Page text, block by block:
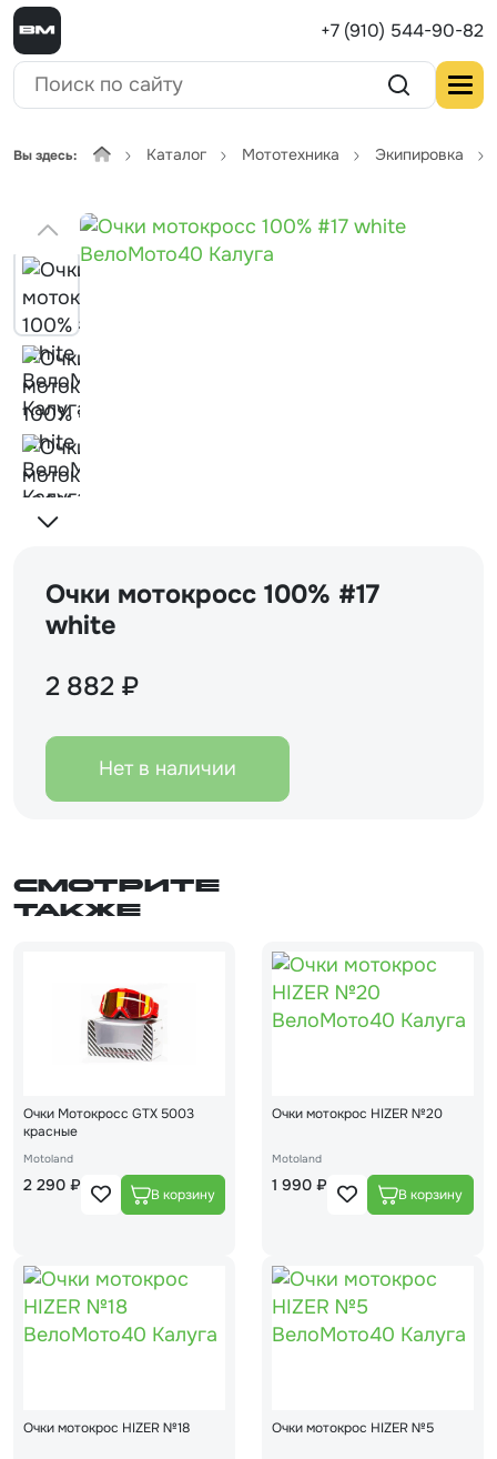
+7 (910) 544-90-82
Вы здесь: Каталог Мототехника Экипировка
Очки мотокросс 100% #17
white
2 882 ₽
Нет в наличии
Смотрите
также
Очки Мотокросс GTX 5003
красные
Motoland
2 290 ₽
Очки мотокрос HIZER №20
Motoland
1 990 ₽
Очки мотокрос HIZER №18 Очки мотокрос HIZER №5